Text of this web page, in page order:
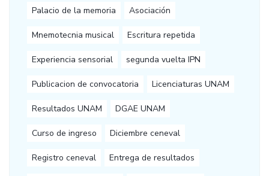
Palacio de la memoria Asociación
Mnemotecnia musical Escritura repetida
Experiencia sensorial segunda vuelta IPN
Publicacion de convocatoria Licenciaturas UNAM
Resultados UNAM DGAE UNAM
Curso de ingreso Diciembre ceneval
Registro ceneval Entrega de resultados